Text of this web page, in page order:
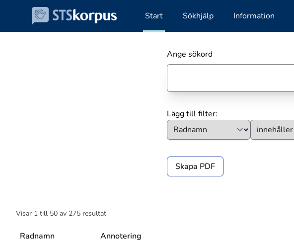
Start Sökhjälp Information
Ange sökord
Lägg till filter:
Skapa PDF
Visar 1 till 50 av 275 resultat
Radnamn Annotering